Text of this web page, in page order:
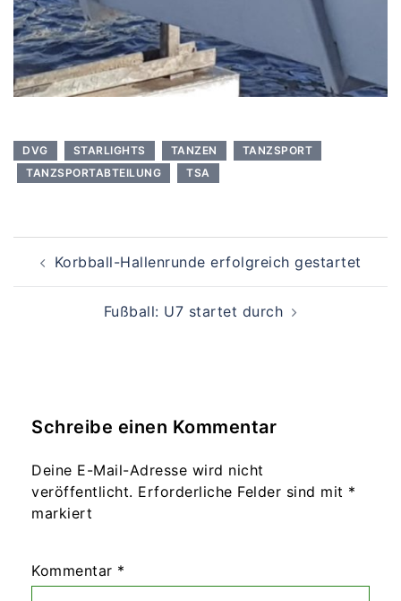
DVG STARLIGHTS TANZEN
TANZSPORT
TANZSPORTABTEILUNG
TSA
Korbball-Hallenrunde erfolgreich gestartet
Fußball: U7 startet durch
Schreibe einen Kommentar
Deine E-Mail-Adresse wird nicht
veröffentlicht. Erforderliche Felder sind mit *
markiert
Kommentar *